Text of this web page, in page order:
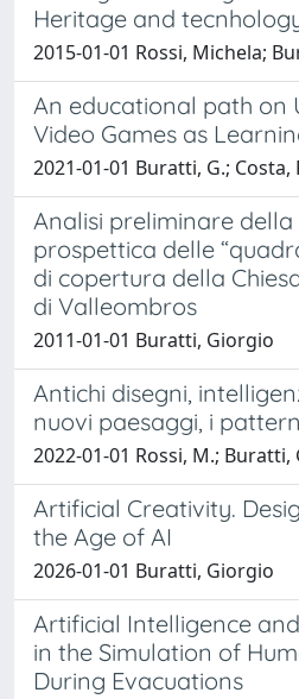
Heritage and
2015-01-01 Rossi, Michela;
An educational path on
Video Games as
2021-01-01 Buratti, G.; Costa,
Analisi preliminare
prospettica delle
di copertura della
di Valleombros
2011-01-01 Buratti, Giorgio
Antichi disegni,
nuovi paesaggi, i
2022-01-01 Rossi, M.; Buratti,
Artificial Creativity.
the Age of AI
2026-01-01 Buratti, Giorgio
Artificial Intelligence
in the Simulation of
During Evacuations